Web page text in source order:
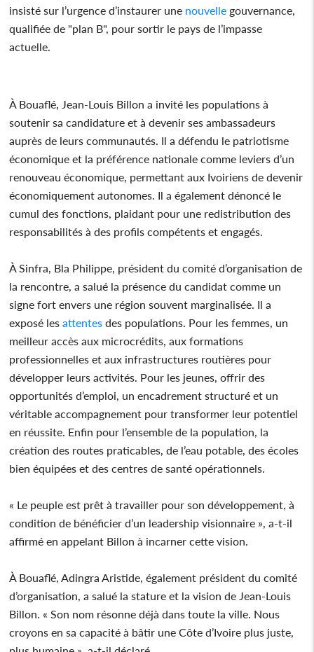
insisté sur l’urgence d’instaurer une nouvelle gouvernance,
qualifiée de "plan B", pour sortir le pays de l’impasse
actuelle.
À Bouaflé, Jean-Louis Billon a invité les populations à
soutenir sa candidature et à devenir ses ambassadeurs
auprès de leurs communautés. Il a défendu le patriotisme
économique et la préférence nationale comme leviers d’un
renouveau économique, permettant aux Ivoiriens de devenir
économiquement autonomes. Il a également dénoncé le
cumul des fonctions, plaidant pour une redistribution des
responsabilités à des profils compétents et engagés.
À Sinfra, Bla Philippe, président du comité d’organisation de
la rencontre, a salué la présence du candidat comme un
signe fort envers une région souvent marginalisée. Il a
exposé les attentes des populations. Pour les femmes, un
meilleur accès aux microcrédits, aux formations
professionnelles et aux infrastructures routières pour
développer leurs activités. Pour les jeunes, offrir des
opportunités d’emploi, un encadrement structuré et un
véritable accompagnement pour transformer leur potentiel
en réussite. Enfin pour l’ensemble de la population, la
création des routes praticables, de l’eau potable, des écoles
bien équipées et des centres de santé opérationnels.
« Le peuple est prêt à travailler pour son développement, à
condition de bénéficier d’un leadership visionnaire », a-t-il
affirmé en appelant Billon à incarner cette vision.
À Bouaflé, Adingra Aristide, également président du comité
d’organisation, a salué la stature et la vision de Jean-Louis
Billon. « Son nom résonne déjà dans toute la ville. Nous
croyons en sa capacité à bâtir une Côte d’Ivoire plus juste,